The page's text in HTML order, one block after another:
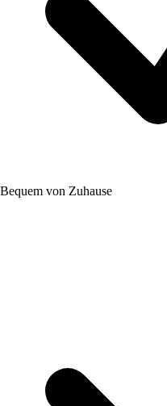
Bequem von Zuhause